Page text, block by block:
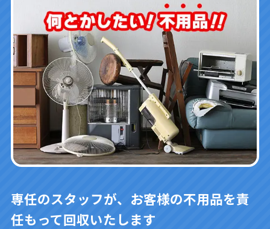
専任のスタッフが、お客様の不用品を責
任もって回収いたします